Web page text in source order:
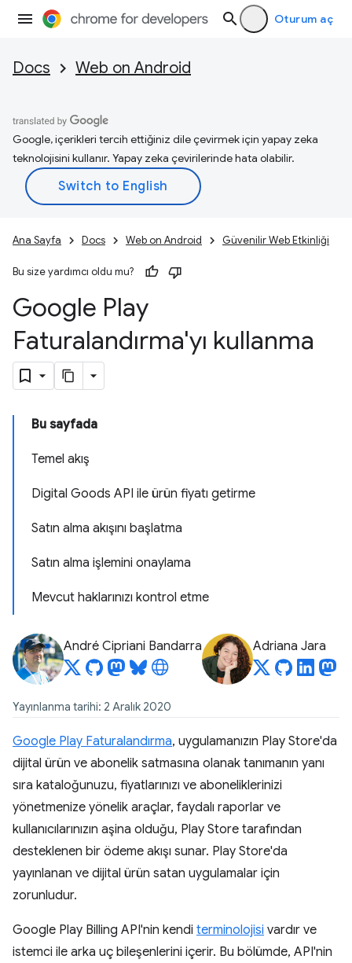
Oturum aç
Docs Web on Android
Google, içerikleri tercih ettiğiniz dile çevirmek için yapay zeka
teknolojisini kullanır. Yapay zeka çevirilerinde hata olabilir.
Ana Sayfa Docs Web on Android Güvenilir Web Etkinliği
Bu size yardımcı oldu mu?
Google Play
Faturalandırma'yı kullanma
Bu sayfada
Temel akış
Digital Goods API ile ürün fiyatı getirme
Satın alma akışını başlatma
Satın alma işlemini onaylama
Mevcut haklarınızı kontrol etme
André Cipriani Bandarra Adriana Jara
Yayınlanma tarihi: 2 Aralık 2020
Google Play Faturalandırma, uygulamanızın Play Store'da
dijital ürün ve abonelik satmasına olanak tanımanın yanı
sıra kataloğunuzu, fiyatlarınızı ve aboneliklerinizi
yönetmenize yönelik araçlar, faydalı raporlar ve
kullanıcılarınızın aşina olduğu, Play Store tarafından
desteklenen bir ödeme akışı sunar. Play Store'da
yayınlanan ve dijital ürün satan uygulamalar için
zorunludur.
Google Play Billing API'nin kendi terminolojisi vardır ve
istemci ile arka uç bileşenlerini içerir. Bu bölümde, API'nin